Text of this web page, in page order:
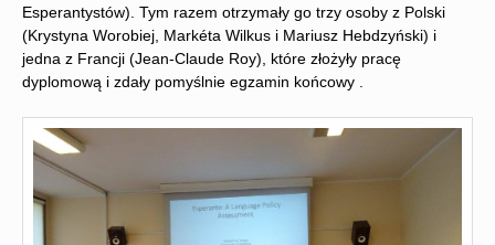
Esperantystów). Tym razem otrzymały go trzy osoby z Polski
(Krystyna Worobiej, Markéta Wilkus i Mariusz Hebdzyński) i
jedna z Francji (Jean-Claude Roy), które złożyły pracę
dyplomową i zdały pomyślnie egzamin końcowy .